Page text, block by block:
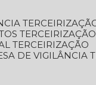
TERCEIRIZAÇÃO
TERCEIRIZAÇÃO
DE VIGILÂNCIA